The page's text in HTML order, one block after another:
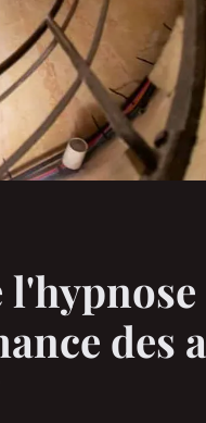
l'hypnose
des